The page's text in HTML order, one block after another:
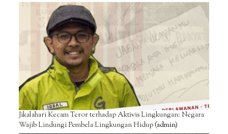
Jikalahari Kecam Teror terhadap Aktivis Lingkungan: Negara
Wajib Lindungi Pembela Lingkungan Hidup(admin)